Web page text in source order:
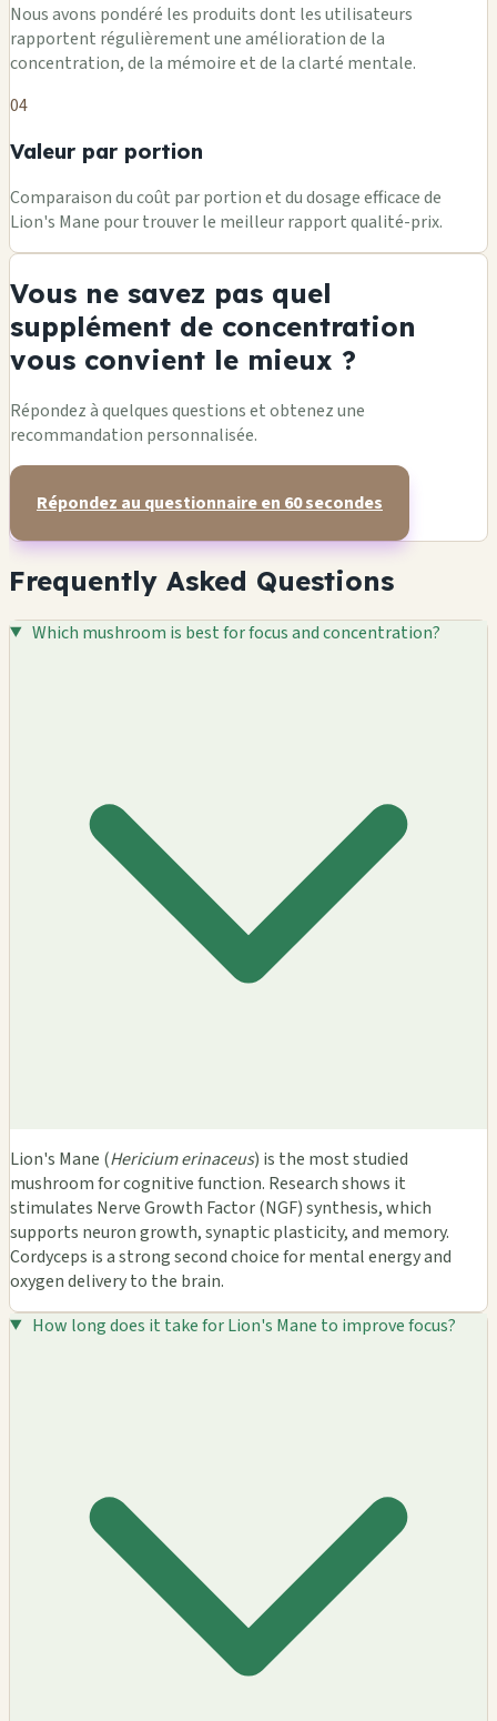
Nous avons pondéré les produits dont les utilisateurs
rapportent régulièrement une amélioration de la
concentration, de la mémoire et de la clarté mentale.
04
Valeur par portion
Comparaison du coût par portion et du dosage efficace de
Lion's Mane pour trouver le meilleur rapport qualité-prix.
Vous ne savez pas quel
supplément de concentration
vous convient le mieux ?
Répondez à quelques questions et obtenez une
recommandation personnalisée.
Répondez au questionnaire en 60 secondes
Frequently Asked Questions
Which mushroom is best for focus and concentration?
Lion's Mane (Hericium erinaceus) is the most studied
mushroom for cognitive function. Research shows it
stimulates Nerve Growth Factor (NGF) synthesis, which
supports neuron growth, synaptic plasticity, and memory.
Cordyceps is a strong second choice for mental energy and
oxygen delivery to the brain.
How long does it take for Lion's Mane to improve focus?